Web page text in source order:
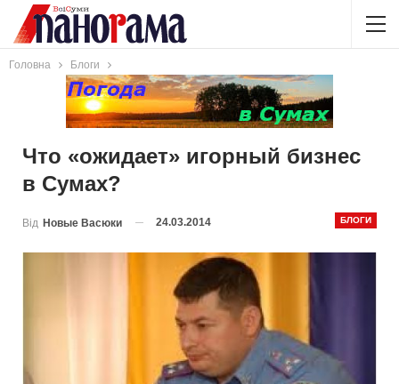
Головна Блоги
Что «ожидает» игорный бизнес
в Сумах?
БЛОГИ
Від Новые Васюки 24.03.2014